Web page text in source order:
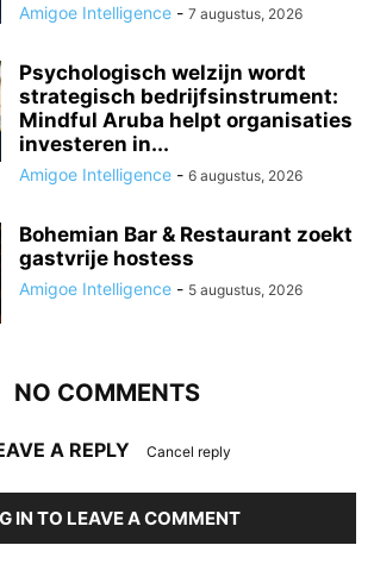
Amigoe Intelligence - 7 augustus, 2026
Psychologisch welzijn wordt
strategisch bedrijfsinstrument:
Mindful Aruba helpt organisaties
investeren in...
Amigoe Intelligence - 6 augustus, 2026
Bohemian Bar & Restaurant zoekt
gastvrije hostess
Amigoe Intelligence - 5 augustus, 2026
NO COMMENTS
A REPLY Cancel reply
IN TO LEAVE A COMMENT